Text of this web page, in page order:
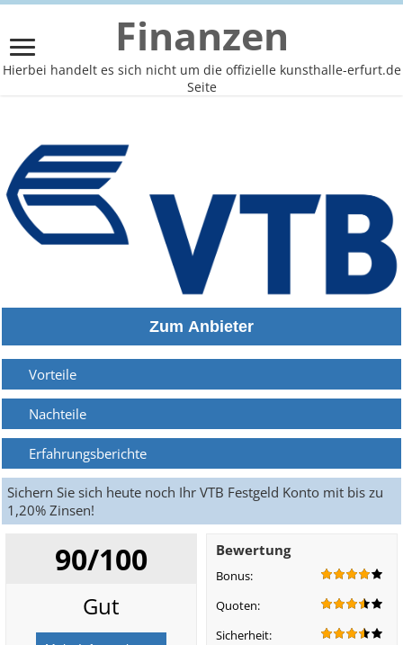
Finanzen
Hierbei handelt es sich nicht um die offizielle kunsthalle-erfurt.de
Seite
Vorteile
Nachteile
Erfahrungsberichte
Sichern Sie sich heute noch Ihr VTB Festgeld Konto mit bis zu
1,20% Zinsen!
90/100
Gut
Bewertung
Bonus:
Quoten:
Sicherheit: